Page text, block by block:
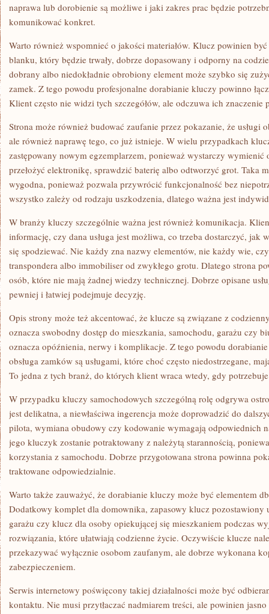
naprawa lub dorobienie są możliwe i jaki zakres prac będzie
komunikować konkret.
Warto również wspomnieć o jakości materiałów. Klucz powinien
blanku, który będzie trwały, dobrze dopasowany i odporny na
dobrany albo niedokładnie obrobiony element może szybko się
zamek. Z tego powodu profesjonalne dorabianie kluczy powinno
Klient często nie widzi tych szczegółów, ale odczuwa ich
Strona może również budować zaufanie przez pokazanie, że usługi
ale również naprawę tego, co już istnieje. W wielu przypadkach
zastępowany nowym egzemplarzem, ponieważ wystarczy
przełożyć elektronikę, sprawdzić baterię albo odtworzyć grot. Taka
wygodna, ponieważ pozwala przywrócić funkcjonalność bez
wszystko zależy od rodzaju uszkodzenia, dlatego ważna jest
W branży kluczy szczególnie ważna jest również komunikacja.
informację, czy dana usługa jest możliwa, co trzeba dostarczyć, jak
się spodziewać. Nie każdy zna nazwy elementów, nie każdy wie,
transpondera albo immobiliser od zwykłego grotu. Dlatego strona
osób, które nie mają żadnej wiedzy technicznej. Dobrze opisane
pewniej i łatwiej podejmuje decyzję.
Opis strony może też akcentować, że klucze są związane z
oznacza swobodny dostęp do mieszkania, samochodu, garażu czy
oznacza opóźnienia, nerwy i komplikacje. Z tego powodu
obsługa zamków są usługami, które choć często niedostrzegane,
To jedna z tych branż, do których klient wraca wtedy, gdy
W przypadku kluczy samochodowych szczególną rolę odgrywa
jest delikatna, a niewłaściwa ingerencja może doprowadzić do
pilota, wymiana obudowy czy kodowanie wymagają odpowiednich
jego kluczyk zostanie potraktowany z należytą starannością,
korzystania z samochodu. Dobrze przygotowana strona powinna
traktowane odpowiedzialnie.
Warto także zauważyć, że dorabianie kluczy może być elementem
Dodatkowy komplet dla domownika, zapasowy klucz pozostawiony
garażu czy klucz dla osoby opiekującej się mieszkaniem podczas
rozwiązania, które ułatwiają codzienne życie. Oczywiście klucze
przekazywać wyłącznie osobom zaufanym, ale dobrze wykonana
zabezpieczeniem.
Serwis internetowy poświęcony takiej działalności może być
kontaktu. Nie musi przytłaczać nadmiarem treści, ale powinien